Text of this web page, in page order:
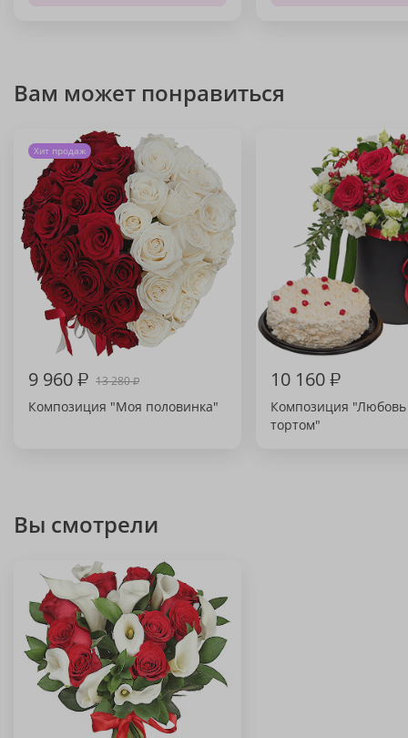
Вам может понравиться
Хит продаж
9 960₽ 13 280₽
Композиция "Моя половинка"
10 160₽
Композиция "Любовь
тортом"
Вы смотрели